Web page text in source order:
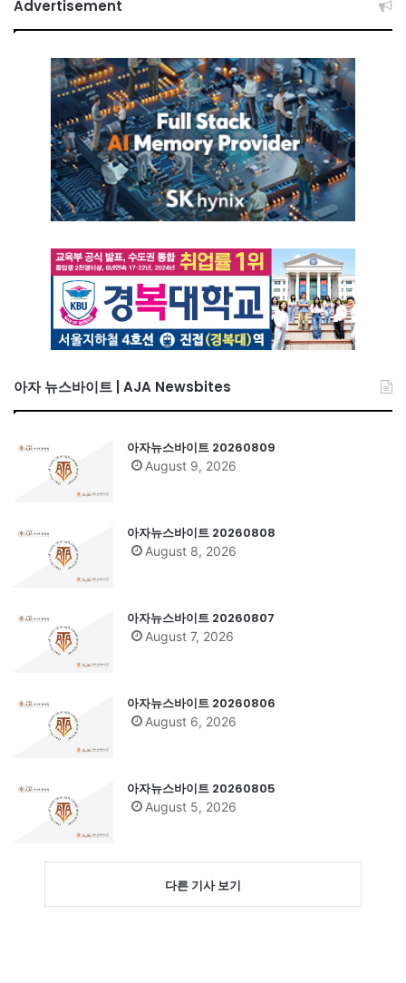
Advertisement
아자 뉴스바이트 | AJA Newsbites
아자뉴스바이트 20260809
August 9, 2026
아자뉴스바이트 20260808
August 8, 2026
아자뉴스바이트 20260807
August 7, 2026
아자뉴스바이트 20260806
August 6, 2026
아자뉴스바이트 20260805
August 5, 2026
다른 기사 보기